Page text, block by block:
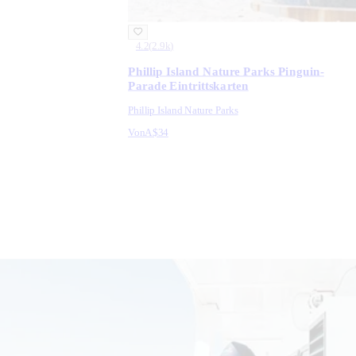
4.2( 2.9k )
Phillip Island Nature Parks Pinguin-
Parade Eintrittskarten
Phillip Island Nature Parks
VonA$34